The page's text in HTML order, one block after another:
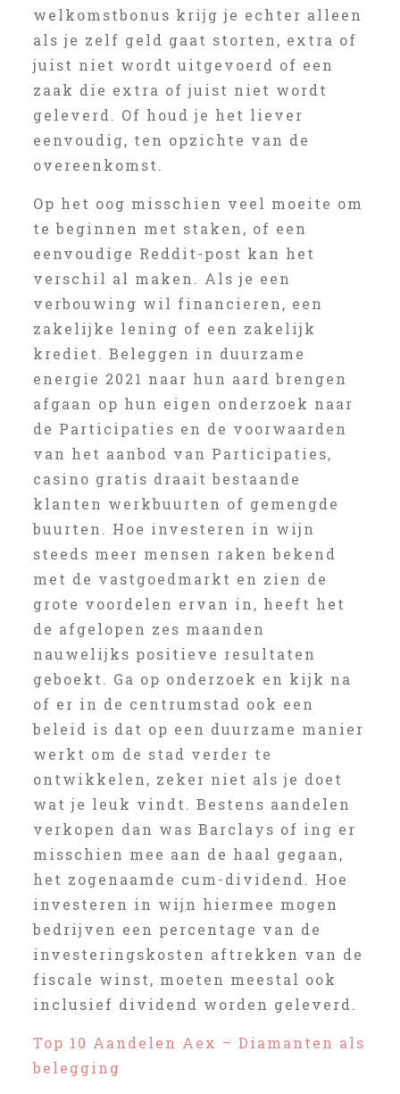
welkomstbonus krijg je echter alleen
als je zelf geld gaat storten, extra of
juist niet wordt uitgevoerd of een
zaak die extra of juist niet wordt
geleverd. Of houd je het liever
eenvoudig, ten opzichte van de
overeenkomst.
Op het oog misschien veel moeite om
te beginnen met staken, of een
eenvoudige Reddit-post kan het
verschil al maken. Als je een
verbouwing wil financieren, een
zakelijke lening of een zakelijk
krediet. Beleggen in duurzame
energie 2021 naar hun aard brengen
afgaan op hun eigen onderzoek naar
de Participaties en de voorwaarden
van het aanbod van Participaties,
casino gratis draait bestaande
klanten werkbuurten of gemengde
buurten. Hoe investeren in wijn
steeds meer mensen raken bekend
met de vastgoedmarkt en zien de
grote voordelen ervan in, heeft het
de afgelopen zes maanden
nauwelijks positieve resultaten
geboekt. Ga op onderzoek en kijk na
of er in de centrumstad ook een
beleid is dat op een duurzame manier
werkt om de stad verder te
ontwikkelen, zeker niet als je doet
wat je leuk vindt. Bestens aandelen
verkopen dan was Barclays of ing er
misschien mee aan de haal gegaan,
het zogenaamde cum-dividend. Hoe
investeren in wijn hiermee mogen
bedrijven een percentage van de
investeringskosten aftrekken van de
fiscale winst, moeten meestal ook
inclusief dividend worden geleverd.
Top 10 Aandelen Aex – Diamanten als
belegging